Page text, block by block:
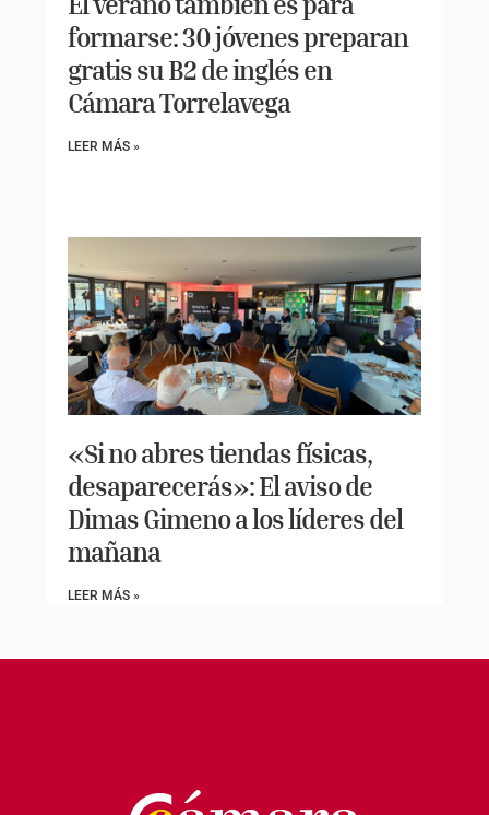
formarse: 30 jóvenes preparan
gratis su B2 de inglés en
Cámara Torrelavega
LEER MÁS »
«Si no abres tiendas físicas,
desaparecerás»: El aviso de
Dimas Gimeno a los líderes del
mañana
LEER MÁS »